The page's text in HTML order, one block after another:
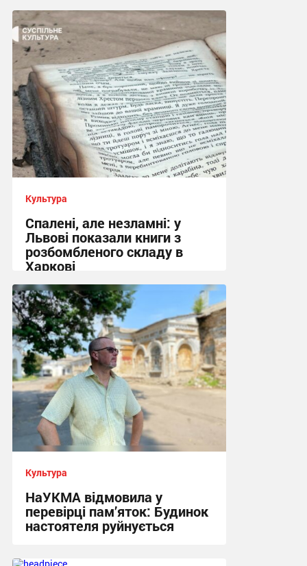
Культура
Спалені, але незламні: у
Львові показали книги з
розбомбленого складу в
Харкові
22:33 вчора
Культура
НаУКМА відмовила у
перевірці пам’яток: Будинок
настоятеля руйнується